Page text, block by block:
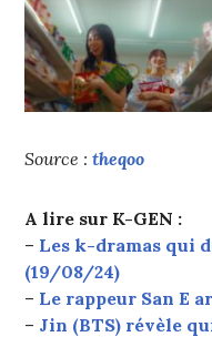
Source :theqoo
A lire sur K-GEN :
– Les k-dramas qui
(19/08/24)
– Le rappeur San E
– Jin (BTS) révèle